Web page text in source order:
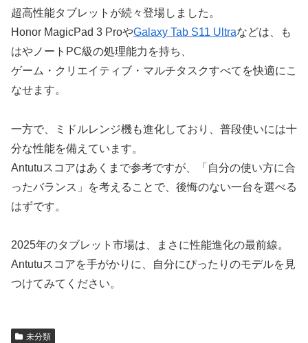
超高性能タブレットが続々登場しました。
Honor MagicPad 3 ProやGalaxy Tab S11 Ultraなどは、も
はやノートPC級の処理能力を持ち、
ゲーム・クリエイティブ・マルチタスクすべてを快適にこ
なせます。
一方で、ミドルレンジ機も進化しており、普段使いには十
分な性能を備えています。
Antutuスコアはあくまで参考ですが、「自分の使い方に合
ったバランス」を考えることで、後悔のない一台を選べる
はずです。
2025年のタブレット市場は、まさに性能進化の最前線。
Antutuスコアを手がかりに、自分にぴったりのモデルを見
つけてみてください。
未分類